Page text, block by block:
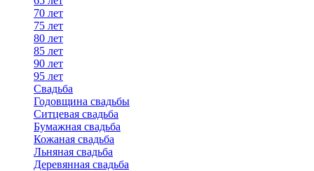
70 лет
75 лет
80 лет
85 лет
90 лет
95 лет
Свадьба
Годовщина свадьбы
Ситцевая свадьба
Бумажная свадьба
Кожаная свадьба
Льняная свадьба
Деревянная свадьба